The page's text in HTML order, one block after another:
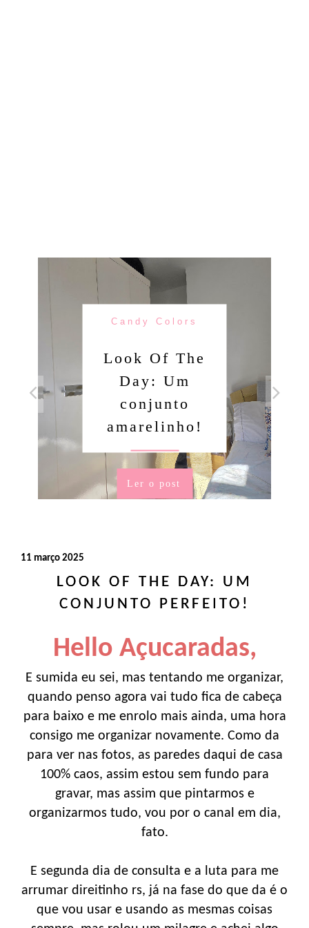
Candy Colors
Look Of The
Day: Um
conjunto
amarelinho!
Ler o post
11 março 2025
LOOK OF THE DAY: UM
CONJUNTO PERFEITO!
Hello Açucaradas,
E sumida eu sei, mas tentando me organizar,
quando penso agora vai tudo fica de cabeça
para baixo e me enrolo mais ainda, uma hora
consigo me organizar novamente. Como da
para ver nas fotos, as paredes daqui de casa
100% caos, assim estou sem fundo para
gravar, mas assim que pintarmos e
organizarmos tudo, vou por o canal em dia,
fato.
E segunda dia de consulta e a luta para me
arrumar direitinho rs, já na fase do que da é o
que vou usar e usando as mesmas coisas